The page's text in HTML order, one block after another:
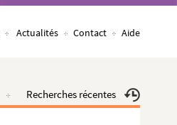
Actualités Contact Aide
Recherches récentes